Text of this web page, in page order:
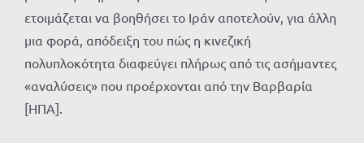
ετοιμάζεται να βοηθήσει το Ιράν αποτελούν, για άλλη
μια φορά, απόδειξη του πώς η κινεζική
πολυπλοκότητα διαφεύγει πλήρως από τις ασήμαντες
«αναλύσεις» που προέρχονται από την Βαρβαρία
[ΗΠΑ].